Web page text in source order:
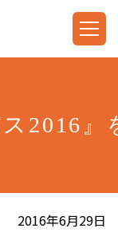
2016
2016年6月29日